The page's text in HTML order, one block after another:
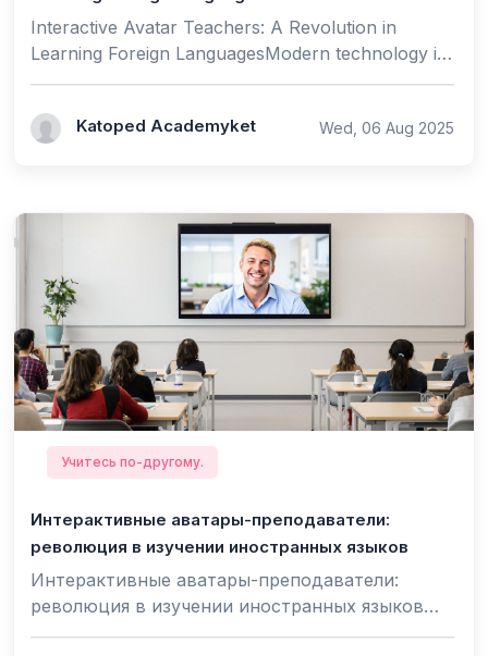
Interactive Avatar Teachers: A Revolution in
Learning Foreign LanguagesModern technology is
rapidly changing the way we approach education,
Katoped Academyket Wed, 06 Aug 2025
Учитесь по-другому.
Интерактивные аватары-преподаватели:
революция в изучении иностранных языков
Интерактивные аватары-преподаватели:
революция в изучении иностранных языков
Современные технологии стремительно